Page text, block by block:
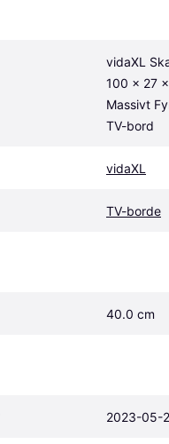
vidaXL
100 x 27
Massivt
TV-bord
vidaXL
TV-borde
40.0 cm
2023-05-